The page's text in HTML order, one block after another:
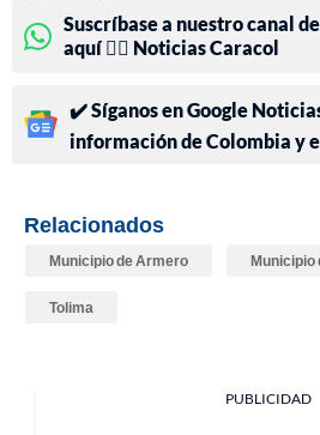
Suscríbase a nuestro canal
aquí 👉🏻 Noticias Caracol
✔️ Síganos en Google
información de Colombia y
Relacionados
Municipio de Armero Municipio
Tolima
PUBLICIDAD